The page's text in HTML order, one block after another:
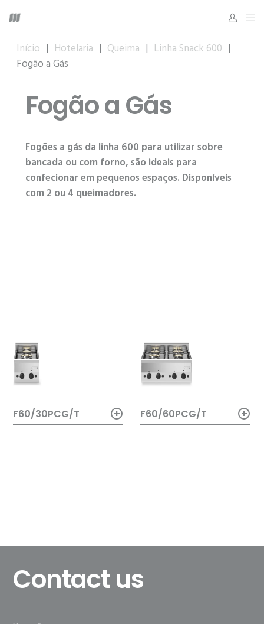
Início | Hotelaria | Queima | Linha Snack 600 |
Fogão a Gás
Fogão a Gás
Fogões a gás da linha 600 para utilizar sobre
bancada ou com forno, são ideais para
confecionar em pequenos espaços. Disponíveis
com 2 ou 4 queimadores.
F60/30PCG/T + F60/60PCG/T +
Contact us